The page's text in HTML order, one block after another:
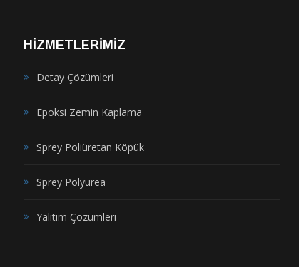
HİZMETLERİMİZ
Detay Çözümleri
Epoksi Zemin Kaplama
Sprey Poliüretan Köpük
Sprey Polyurea
Yalıtım Çözümleri